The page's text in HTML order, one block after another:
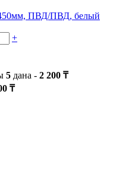
ПВД/ПВД, белый
+
5 дана - 2 200 ₸
₸